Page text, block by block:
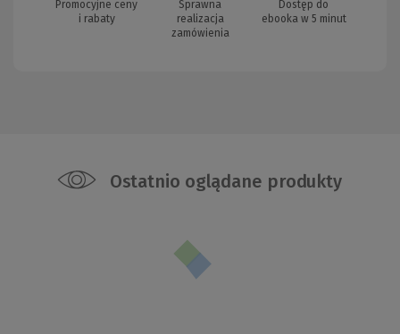
Promocyjne ceny
i rabaty
Sprawna
realizacja
zamówienia
Dostęp do
ebooka w 5 minut
Ostatnio oglądane produkty